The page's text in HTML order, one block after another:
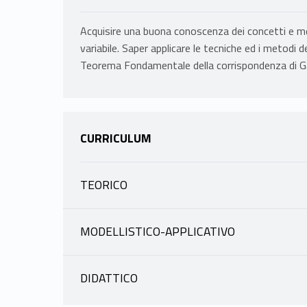
Acquisire una buona conoscenza dei concetti e
variabile. Saper applicare le tecniche ed i metodi
Teorema Fondamentale della corrispondenza di
CURRICULUM
TEORICO
scheda docente
MODELLISTICO-APPLICATIVO
DIDATTICO